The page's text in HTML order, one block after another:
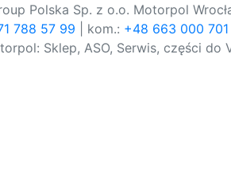
Polska Sp. z o.o. Motorpol
788 57 99 | kom.: +48 663 000 701
Sklep, ASO, Serwis, części do